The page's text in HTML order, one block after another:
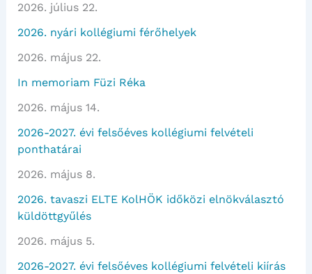
2026. július 22.
2026. nyári kollégiumi férőhelyek
2026. május 22.
In memoriam Füzi Réka
2026. május 14.
2026-2027. évi felsőéves kollégiumi felvételi
ponthatárai
2026. május 8.
2026. tavaszi ELTE KolHÖK időközi elnökválasztó
küldöttgyűlés
2026. május 5.
2026-2027. évi felsőéves kollégiumi felvételi kiírás